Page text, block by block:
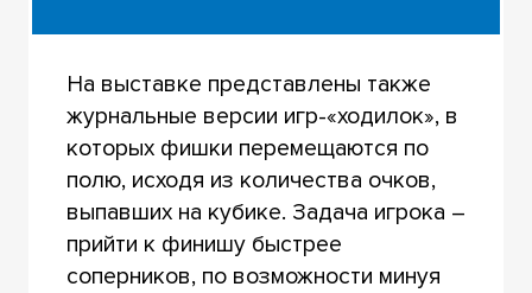
На выставке представлены также
журнальные версии игр-«ходилок», в
которых фишки перемещаются по
полю, исходя из количества очков,
выпавших на кубике. Задача игрока –
прийти к финишу быстрее
соперников, по возможности минуя